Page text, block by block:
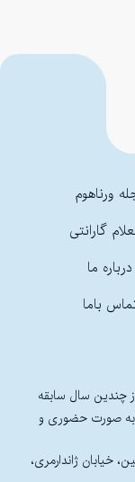
ورناهوم
گارانتی
درباره ما
باما
چندین سال سابقه
به صورت حضوری و
خیابان ژاندارمری،‌